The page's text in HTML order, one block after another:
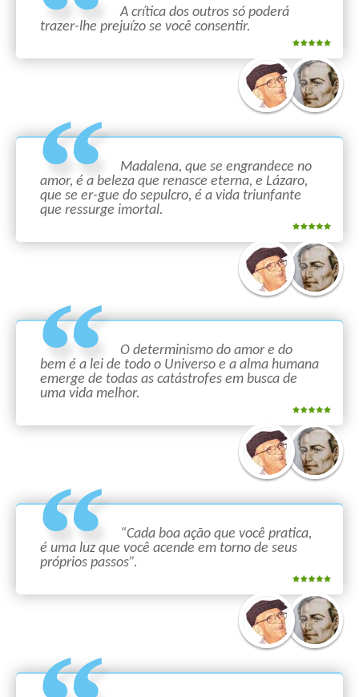
A crítica dos outros só poderá
trazer-lhe prejuízo se você consentir.
Madalena, que se engrandece no
amor, é a beleza que renasce eterna, e Lázaro,
que se er-gue do sepulcro, é a vida triunfante
que ressurge imortal.
O determinismo do amor e do
bem é a lei de todo o Universo e a alma humana
emerge de todas as catástrofes em busca de
uma vida melhor.
“Cada boa ação que você pratica,
é uma luz que você acende em torno de seus
próprios passos”.